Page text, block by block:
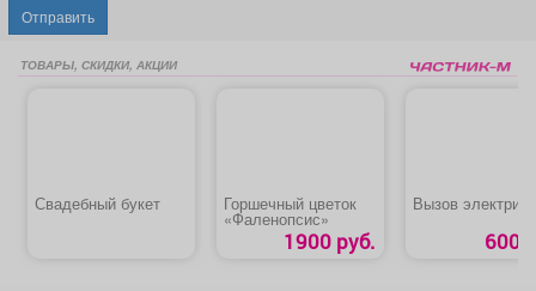
Отправить
ТОВАРЫ, СКИДКИ, АКЦИИ
Свадебный букет Горшечный цветок
«Фаленопсис»
1900 руб.
Вызов электрика
600